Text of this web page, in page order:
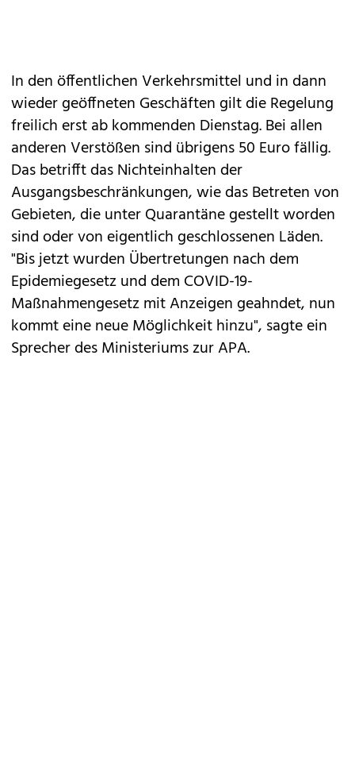
In den öffentlichen Verkehrsmittel und in dann
wieder geöffneten Geschäften gilt die Regelung
freilich erst ab kommenden Dienstag. Bei allen
anderen Verstößen sind übrigens 50 Euro fällig.
Das betrifft das Nichteinhalten der
Ausgangsbeschränkungen, wie das Betreten von
Gebieten, die unter Quarantäne gestellt worden
sind oder von eigentlich geschlossenen Läden.
"Bis jetzt wurden Übertretungen nach dem
Epidemiegesetz und dem COVID-19-
Maßnahmengesetz mit Anzeigen geahndet, nun
kommt eine neue Möglichkeit hinzu", sagte ein
Sprecher des Ministeriums zur APA.